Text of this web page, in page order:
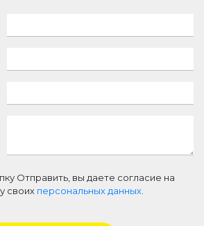
Отправить, вы даете согласие на
своих персональных данных